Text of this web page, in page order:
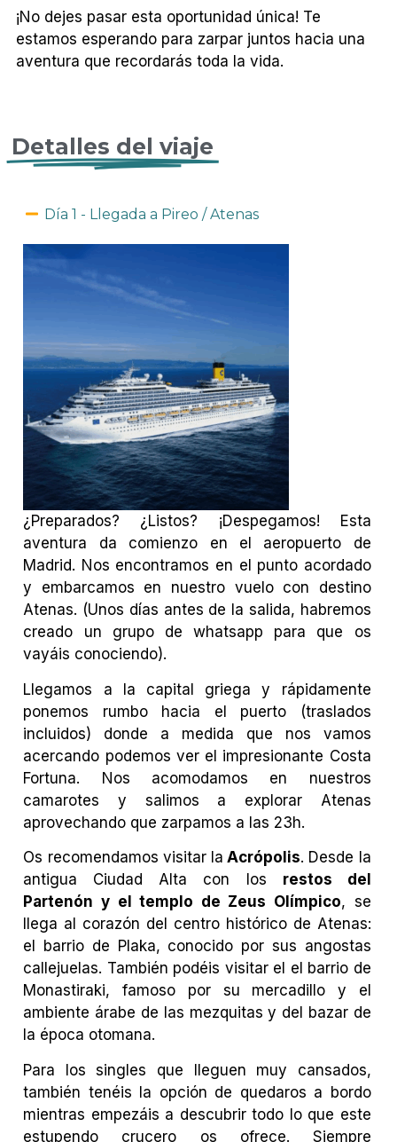
¡No dejes pasar esta oportunidad única! Te
estamos esperando para zarpar juntos hacia una
aventura que recordarás toda la vida.
Detalles del viaje
Día 1 - Llegada a Pireo / Atenas
¿Preparados? ¿Listos? ¡Despegamos! Esta
aventura da comienzo en el aeropuerto de
Madrid. Nos encontramos en el punto acordado
y embarcamos en nuestro vuelo con destino
Atenas. (Unos días antes de la salida, habremos
creado un grupo de whatsapp para que os
vayáis conociendo).
Llegamos a la capital griega y rápidamente
ponemos rumbo hacia el puerto (traslados
incluidos) donde a medida que nos vamos
acercando podemos ver el impresionante Costa
Fortuna. Nos acomodamos en nuestros
camarotes y salimos a explorar Atenas
aprovechando que zarpamos a las 23h.
Os recomendamos visitar la Acrópolis. Desde la
antigua Ciudad Alta con los restos del
Partenón y el templo de Zeus Olímpico, se
llega al corazón del centro histórico de Atenas:
el barrio de Plaka, conocido por sus angostas
callejuelas. También podéis visitar el el barrio de
Monastiraki, famoso por su mercadillo y el
ambiente árabe de las mezquitas y del bazar de
la época otomana.
Para los singles que lleguen muy cansados,
también tenéis la opción de quedaros a bordo
mientras empezáis a descubrir todo lo que este
estupendo crucero os ofrece. Siempre